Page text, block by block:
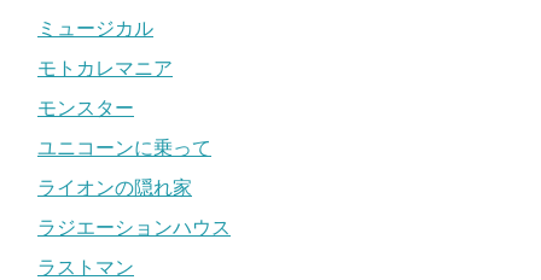
ミュージカル
モトカレマニア
モンスター
ユニコーンに乗って
ライオンの隠れ家
ラジエーションハウス
ラストマン